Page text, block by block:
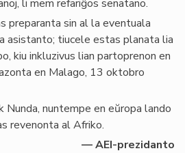
li mem refariĝos senatano.
preparanta sin al la eventuala
asistanto; tiucele estas planata lia
kiu inkluzivus lian partoprenon en
en Malago, 13 oktobro
Nunda, nuntempe en eŭropa lando
revenonta al Afriko.
— AEI-prezidanto